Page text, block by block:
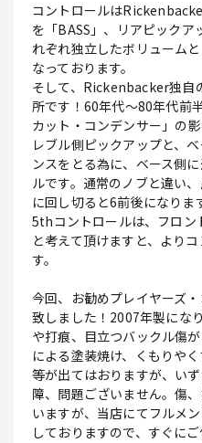
コントロールは
を「BASS」、リアピック
れぞれ独立したボリューム
なっております。
そして、Rickenbacker独自
所です！60年代～80年代前
カット・コンデンサー」の
レブル側ピックアップと、
ンスをとる為に、ベース側
ルです。通常のノブと違い
に回し切ると6前後になりま
5thコントロールは、フロン
と考えて頂けますと、より
す。
今回、お勧めプレイヤーズ
致しました！2007年製にな
や打痕、目立つバックル傷
による塗装焼け、くもりや
等が出てはおりますが、い
障、問題ございません。傷
いますが、当店にてフルメ
しておりますので、すぐにご